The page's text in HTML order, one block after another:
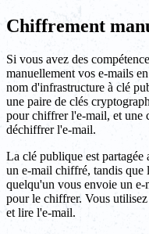
Chiffrement
Si vous avez des
manuellement vos e-mails
nom d'infrastructure à clé
une paire de clés
pour chiffrer l'e-mail, et une
déchiffrer l'e-mail.
La clé publique est
un e-mail chiffré, tandis que
quelqu'un vous envoie un
pour le chiffrer. Vous
et lire l'e-mail.